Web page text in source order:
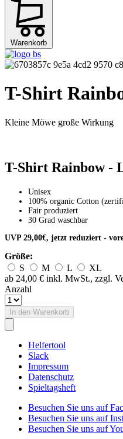
Warenkorb
T-Shirt
Kleine Möwe große Wirkung
T-Shirt Rainbow -
Unisex
100% organic Cotton
Fair produziert
30 Grad waschbar
UVP 29,00€, jetzt reduziert -
Größe:
S
M L
XL
ab 24,00 € inkl. MwSt., zzgl.
Anzahl
In den Warenkorb
Helfertool
Slack
Impressum
Datenschutz
Spieltagsheft
Besuchen Sie uns auf
Besuchen Sie uns auf
Besuchen Sie uns auf